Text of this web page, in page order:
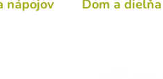
nápojov Dom a dielňa